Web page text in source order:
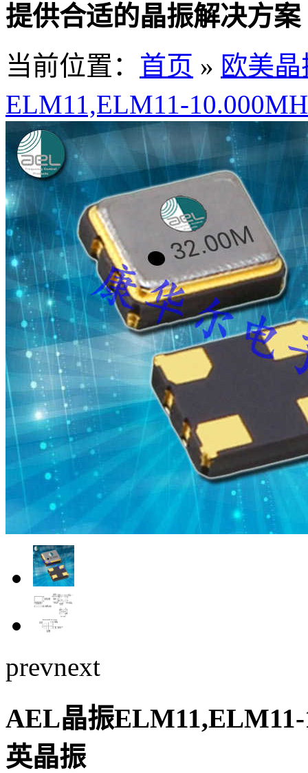
提供合适的晶振解决方案
当前位置： 首页 » 欧美晶
ELM11,ELM11-
prevnext
AEL晶振
英晶振